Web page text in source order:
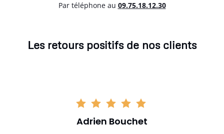
Par téléphone au 09.75.18.12.30
Les retours positifs de nos clients
Adrien Bouchet